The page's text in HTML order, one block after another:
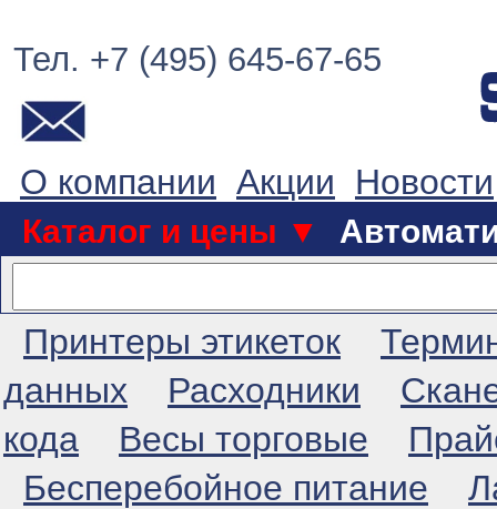
Тел. +7 (495) 645-67-65
О компании Акции Новости
Каталог и цены ▼
Принтеры этикеток
данных
Расходники
кода
Весы торговые
Бесперебойное питание